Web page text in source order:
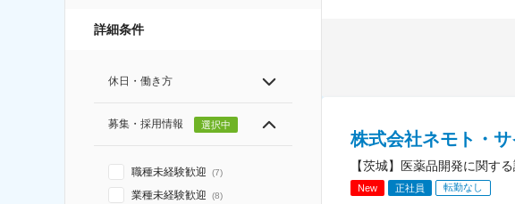
詳細条件
休日・働き方
募集・採用情報 選択中
職種未経験歓迎 (7)
業種未経験歓迎 (8)
株式会社ネモト・
【茨城】医薬品開発に関
New 正社員 転勤なし